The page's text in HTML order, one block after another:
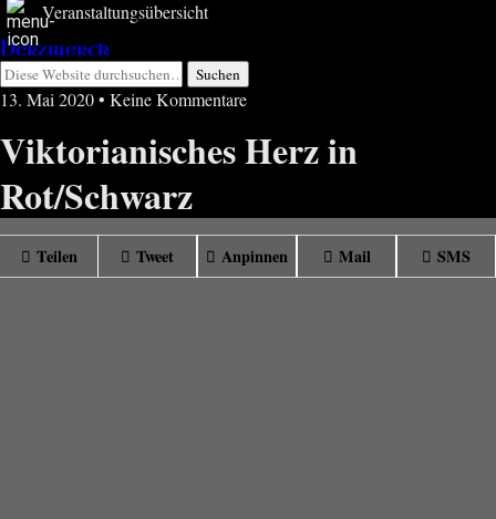
Veranstaltungsübersicht
Herzwerck
13. Mai 2020 • Keine Kommentare
Viktorianisches Herz in
Rot/Schwarz
Teilen Tweet Anpinnen Mail SMS